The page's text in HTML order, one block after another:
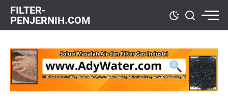
FILTER-
PENJERNIH.COM